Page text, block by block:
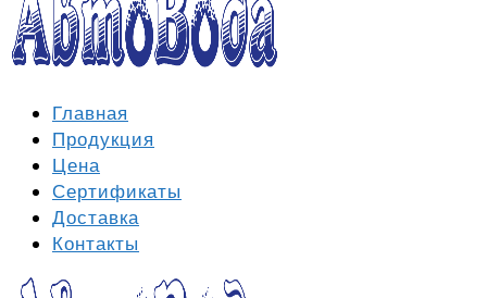
Главная
Продукция
Цена
Сертификаты
Доставка
Контакты